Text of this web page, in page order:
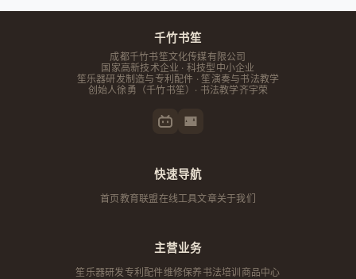
千竹书笙
成都千竹书笙文化传媒有限公司
国家高新技术企业 · 科技型中小企业
笙乐器研发制造与专利配件 · 笙演奏与书法教学
创始人徐勇 （千竹书笙）· 书法教学齐宇荣
快速导航
首页教育联盟在线工具文章关于我们
主营业务
笙乐器研发专利配件维修保养 书法培训 商品中心